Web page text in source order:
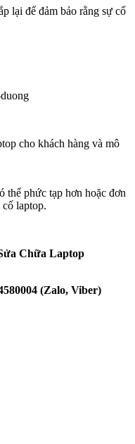
lại để đảm bảo rằng sự cố
cho khách hàng và mô
thể phức tạp hơn hoặc đơn
laptop.
Chữa Laptop
(Zalo, Viber)